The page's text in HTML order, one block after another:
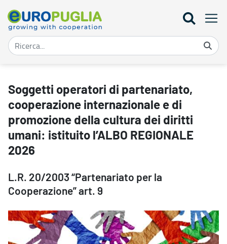
Soggetti operatori di partenariato,
cooperazione internazionale e di
promozione della cultura dei diritti
umani: istituito l’ALBO REGIONALE
2026
L.R. 20/2003 “Partenariato per la
Cooperazione” art. 9